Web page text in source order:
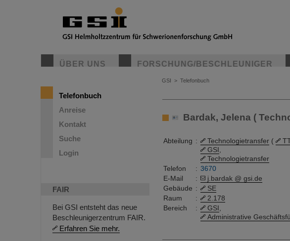
ÜBER UNS FORSCHUNG/BESCHLEUNIGER
Telefonbuch
Anreise
Kontakt
Suche
Login
FAIR
Bei GSI entsteht das neue
Beschleunigerzentrum FAIR.
Erfahren Sie mehr.
GSI > Telefonbuch
Bardak, Jelena (
Abteilung : Technologietransfer (
GSI
Technologietransfer
Telefon
: 3670
E-Mail
:
j.bardak @ gsi.de
Gebäude :
SE
Raum
:
2.178
Bereich
: GSI
Administrative